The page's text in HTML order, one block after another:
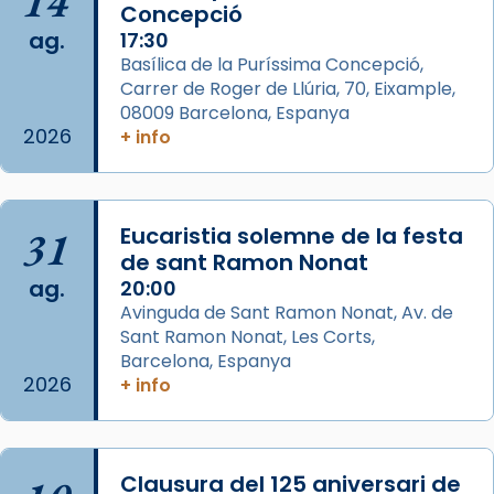
les aconseguirà el 1772. L’ofici que es canta
a la “Missa de les Santes” (“Missa de
Glòria”) fou composta el 1848 per Mn.
Manuel Blanch, amb aire d’òpera
italianitzant; s’interpreta per privilegi
pontifici, amb orquestra i cor, i té una
duració aproximada de tres hores. Després,
processó (recuperada el 1972) al voltant
del temple amb les relíquies de les santes.
Des de 1985 hi participa també un grup de
diablesses amb música i ball propis. Festa
gran a Mataró.
«Si vols saber què és calor, ves per les
Santes a Mataró»🥵.
Photo
View on Facebook · Share
ag.
2026
Concepció
17:30
Basílica de la Puríssima Concepció,
Carrer de Roger de Llúria, 70, Eixample,
08009 Barcelona, Espanya
+ info
31
ag.
2026
Eucaristia solemne de la festa
de sant Ramon Nonat
20:00
Avinguda de Sant Ramon Nonat, Av. de
Sant Ramon Nonat, Les Corts,
Barcelona, Espanya
+ info
Clausura del 125 aniversari de